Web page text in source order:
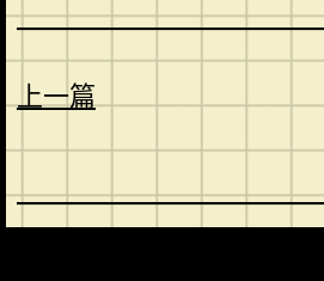
上一篇